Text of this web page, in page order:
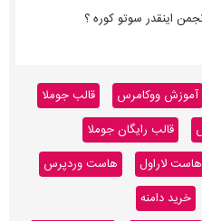
اینقدر سوتو کوره ؟
آموزش ووکامرس
قالب جوملا
قالب رایگان جوملا
هاست لاراول
هاست وردپرس
خرید دامنه